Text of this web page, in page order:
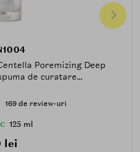
Poremizing Deep
de curatare...
169 de review-uri
125 ml
lei